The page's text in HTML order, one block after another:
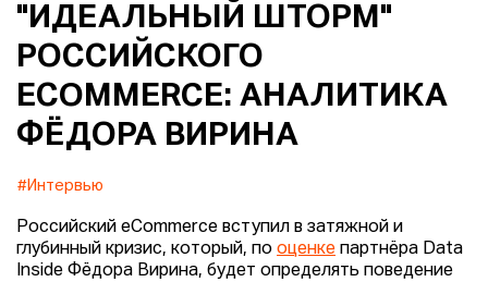
"ИДЕАЛЬНЫЙ ШТОРМ"
РОССИЙСКОГО
EСOMMERCE: АНАЛИТИКА
ФЁДОРА ВИРИНА
#Интервью
Российский eCommerce вступил в затяжной и
глубинный кризис, который, по оценке партнёра Data
Inside Фёдора Вирина, будет определять поведение